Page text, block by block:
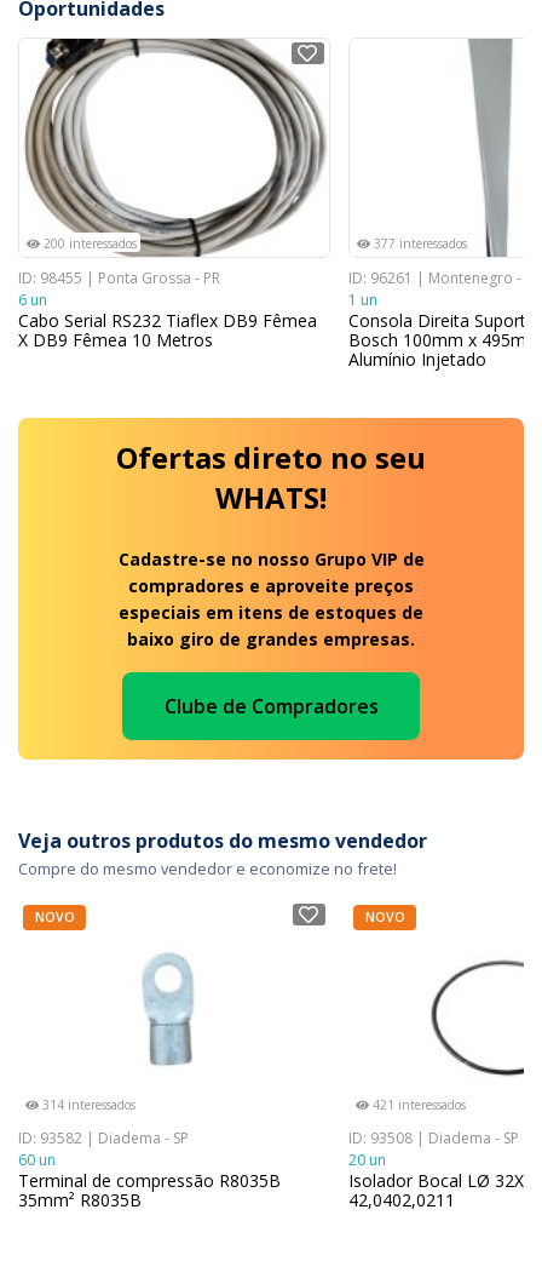
Oportunidades
NOVO
200 interessados
ID: 98455 | Ponta Grossa - PR
6 un
Cabo Serial RS232 Tiaflex DB9 Fêmea
X DB9 Fêmea 10 Metros
377 interessados
ID: 96261 | Montenegro - RS
1 un
Consola Direita Suporte
Bosch 100mm x 495m
Alumínio Injetado
Ofertas direto no seu
WHATS!
Cadastre-se no nosso Grupo VIP de
compradores e aproveite preços
especiais em itens de estoques de
baixo giro de grandes empresas.
Clube de Compradores
Veja outros produtos do mesmo vendedor
Compre do mesmo vendedor e economize no frete!
NOVO
314 interessados
ID: 93582 | Diadema - SP
60 un
Terminal de compressão R8035B
35mm² R8035B
NOVO
421 interessados
ID: 93508 | Diadema - SP
20 un
Isolador Bocal LØ 32X1
42,0402,0211